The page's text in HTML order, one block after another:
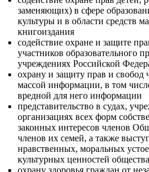
заменяющих) в сфере
культуры и в области средств
книгоиздания
содействие охране и защите
участников образовательного
учреждениях Российской
охрану и защиту прав и свобод
массой информации, в том
вредной для него информации
представительство в судах,
организациях всех форм
законных интересов членов
членов их семей, а также
нравственных, моральных
культурных ценностей
охрану здоровья граждан от